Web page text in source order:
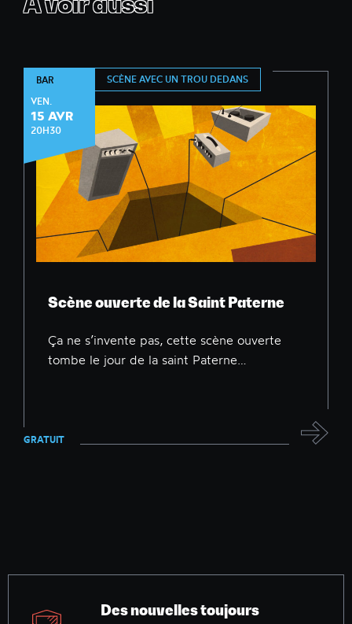
BAR
VEN.
15 AVR
20H30
SCÈNE AVEC UN TROU DEDANS
Scène ouverte de la Saint Paterne
Ça ne s’invente pas, cette scène ouverte
tombe le jour de la saint Paterne…
GRATUIT
Des nouvelles toujours